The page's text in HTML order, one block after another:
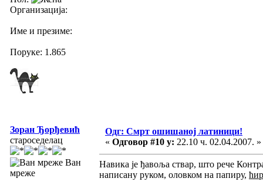
Организација:
Име и презиме:
Поруке: 1.865
Зоран Ђорђевић
староседелац
Ван
мреже
Одг: Смрт ошишаној латиници!
« Одговор #10 у: 22.10 ч. 02.04.2007. »
Навика је ђавоља ствар, што рече
написану руком, оловком на папиру,